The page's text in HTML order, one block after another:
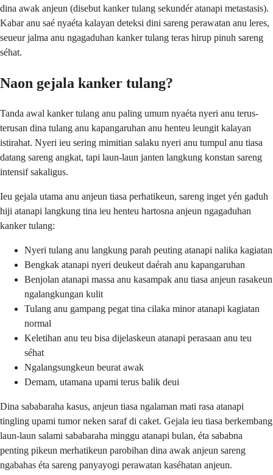
dina awak anjeun (disebut kanker tulang sekundér atanapi metastasis).
Kabar anu saé nyaéta kalayan deteksi dini sareng perawatan anu leres,
seueur jalma anu ngagaduhan kanker tulang teras hirup pinuh sareng
séhat.
Naon gejala kanker tulang?
Tanda awal kanker tulang anu paling umum nyaéta nyeri anu terus-
terusan dina tulang anu kapangaruhan anu henteu leungit kalayan
istirahat. Nyeri ieu sering mimitian salaku nyeri anu tumpul anu tiasa
datang sareng angkat, tapi laun-laun janten langkung konstan sareng
intensif sakaligus.
Ieu gejala utama anu anjeun tiasa perhatikeun, sareng inget yén gaduh
hiji atanapi langkung tina ieu henteu hartosna anjeun ngagaduhan
kanker tulang:
Nyeri tulang anu langkung parah peuting atanapi nalika kagiatan
Bengkak atanapi nyeri deukeut daérah anu kapangaruhan
Benjolan atanapi massa anu kasampak anu tiasa anjeun rasakeun
ngalangkungan kulit
Tulang anu gampang pegat tina cilaka minor atanapi kagiatan
normal
Keletihan anu teu bisa dijelaskeun atanapi perasaan anu teu
séhat
Ngalangsungkeun beurat awak
Demam, utamana upami terus balik deui
Dina sababaraha kasus, anjeun tiasa ngalaman mati rasa atanapi
tingling upami tumor neken saraf di caket. Gejala ieu tiasa berkembang
laun-laun salami sababaraha minggu atanapi bulan, éta sababna
penting pikeun merhatikeun parobihan dina awak anjeun sareng
ngabahas éta sareng panyayogi perawatan kaséhatan anjeun.